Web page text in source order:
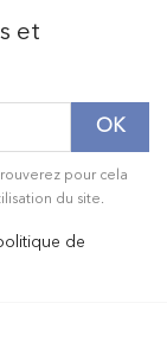
et
pour cela
du site.
de